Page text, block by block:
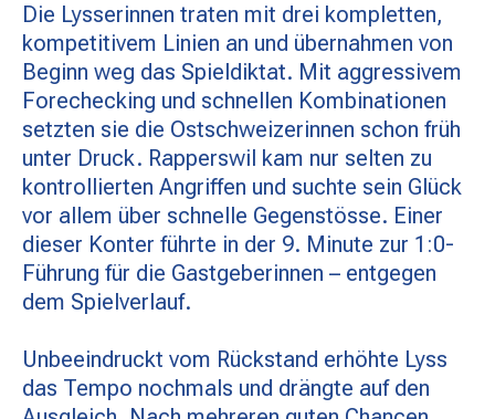
KONTAKT
Die Lysserinnen traten mit drei kompletten,
kompetitivem Linien an und übernahmen von
Beginn weg das Spieldiktat. Mit aggressivem
Forechecking und schnellen Kombinationen
setzten sie die Ostschweizerinnen schon früh
unter Druck. Rapperswil kam nur selten zu
kontrollierten Angriffen und suchte sein Glück
vor allem über schnelle Gegenstösse. Einer
dieser Konter führte in der 9. Minute zur 1:0-
Führung für die Gastgeberinnen – entgegen
dem Spielverlauf.
Unbeeindruckt vom Rückstand erhöhte Lyss
das Tempo nochmals und drängte auf den